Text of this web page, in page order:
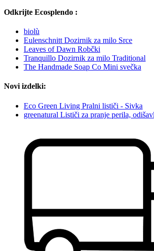
Odkrijte Ecosplendo :
biolù
Eulenschnitt Dozirnik za milo Srce
Leaves of Dawn Robčki
Tranquillo Dozirnik za milo Traditional
The Handmade Soap Co Mini svečka
Novi izdelki:
Eco Green Living Pralni lističi - Sivka
greenatural Lističi za pranje perila,